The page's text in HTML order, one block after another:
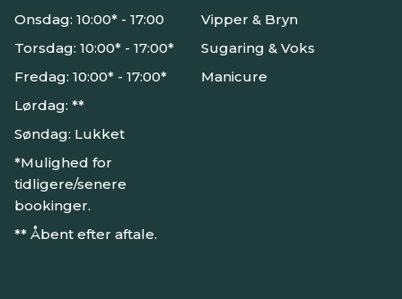
Onsdag: 10:00* - 17:00
Torsdag: 10:00* - 17:00*
Fredag: 10:00* - 17:00*
Lørdag: **
Søndag: Lukket
*Mulighed for
tidligere/senere
bookinger.
** Åbent efter aftale.
Vipper & Bryn
Sugaring & Voks
Manicure